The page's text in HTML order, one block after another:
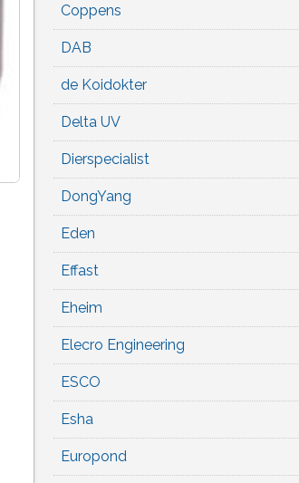
Coppens
DAB
de Koidokter
Delta UV
Dierspecialist
DongYang
Eden
Effast
Eheim
Elecro Engineering
ESCO
Esha
Europond